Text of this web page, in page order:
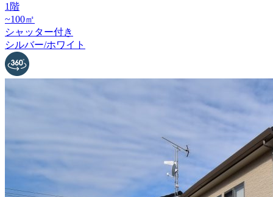
1階
~100㎡
シャッター付き
シルバー/ホワイト